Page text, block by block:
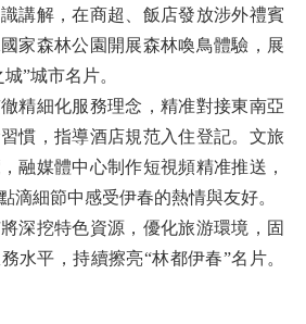
講解，在商超、飯店發放涉外禮賓
家森林公園開展森林喚鳥體驗，展
”城市名片。
細化服務理念，精准對接東南亞
慣，指導酒店規范入住登記。文旅
融媒體中心制作短視頻精准推送，
滴細節中感受伊春的熱情與友好。
挖特色資源，優化旅游環境，固
水平，持續擦亮“林都伊春”名片。